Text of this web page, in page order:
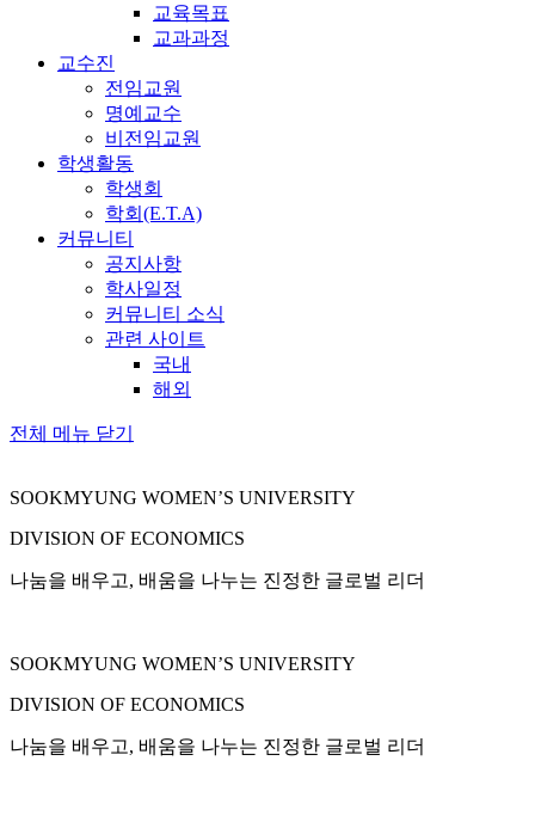
교육목표
교과과정
교수진
전임교원
명예교수
비전임교원
학생활동
학생회
학회(E.T.A)
커뮤니티
공지사항
학사일정
커뮤니티 소식
관련 사이트
국내
해외
전체 메뉴 닫기
SOOKMYUNG WOMEN’S UNIVERSITY
DIVISION OF ECONOMICS
나눔을 배우고, 배움을 나누는 진정한 글로벌 리더
SOOKMYUNG WOMEN’S UNIVERSITY
DIVISION OF ECONOMICS
나눔을 배우고, 배움을 나누는 진정한 글로벌 리더